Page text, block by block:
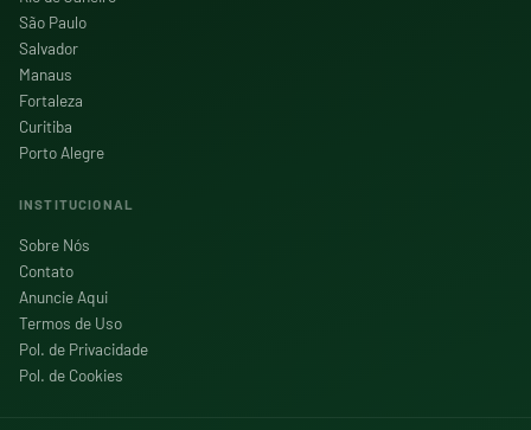
São Paulo
Salvador
Manaus
Fortaleza
Curitiba
Porto Alegre
INSTITUCIONAL
Sobre Nós
Contato
Anuncie Aqui
Termos de Uso
Pol. de Privacidade
Pol. de Cookies